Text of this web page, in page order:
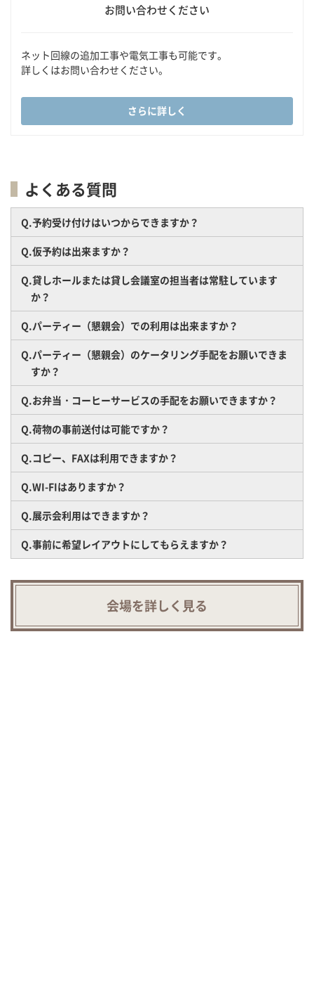
お問い合わせください
ネット回線の追加工事や電気工事も可能です。
詳しくはお問い合わせください。
さらに詳しく
よくある質問
Q.予約受け付けはいつからできますか？
Q.仮予約は出来ますか？
Q.貸しホールまたは貸し会議室の担当者は常駐しています
か？
Q.パーティー（懇親会）での利用は出来ますか？
Q.パーティー（懇親会）のケータリング手配をお願いできま
すか？
Q.お弁当・コーヒーサービスの手配をお願いできますか？
Q.荷物の事前送付は可能ですか？
Q.コピー、FAXは利用できますか？
Q.WI-FIはありますか？
Q.展示会利用はできますか？
Q.事前に希望レイアウトにしてもらえますか？
会場を詳しく見る